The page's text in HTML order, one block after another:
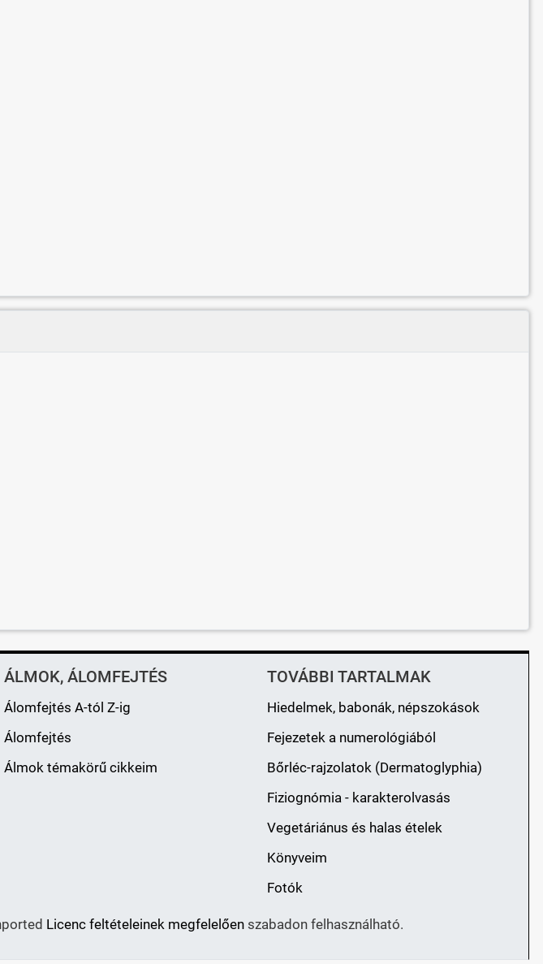
ÁLMOK, ÁLOMFEJTÉS
Álomfejtés A-tól Z-ig
Álomfejtés
Álmok témakörű cikkeim
TOVÁBBI TARTALMAK
Hiedelmek, babonák, népszokások
Fejezetek a numerológiából
Bőrléc-rajzolatok (Dermatoglyphia)
Fiziognómia - karakterolvasás
Vegetáriánus és halas ételek
Könyveim
Fotók
Licenc feltételeinek megfelelően szabadon felhasználható.